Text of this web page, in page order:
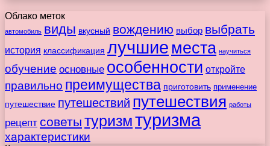
Облако меток
автомобиль виды вкусный вождению выбор выбрать
история классификация лучшиеместа научиться
обучение основные особенности откройте
правильно преимущества приготовить применение
путешествие путешествий путешествия работы
рецепт советы туризмтуризма
характеристики